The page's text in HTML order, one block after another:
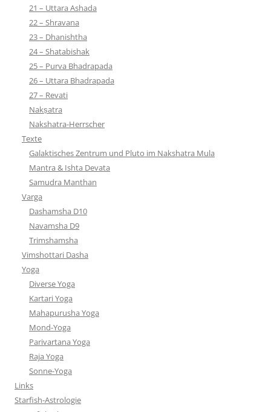
21 – Uttara Ashada
22 – Shravana
23 – Dhanishtha
24 – Shatabishak
25 – Purva Bhadrapada
26 – Uttara Bhadrapada
27 – Revati
Nakṣatra
Nakshatra-Herrscher
Texte
Galaktisches Zentrum und Pluto im Nakshatra Mula
Mantra & Ishta Devata
Samudra Manthan
Varga
Dashamsha D10
Navamsha D9
Trimshamsha
Vimshottari Dasha
Yoga
Diverse Yoga
Kartari Yoga
Mahapurusha Yoga
Mond-Yoga
Parivartana Yoga
Raja Yoga
Sonne-Yoga
Links
Starfish-Astrologie